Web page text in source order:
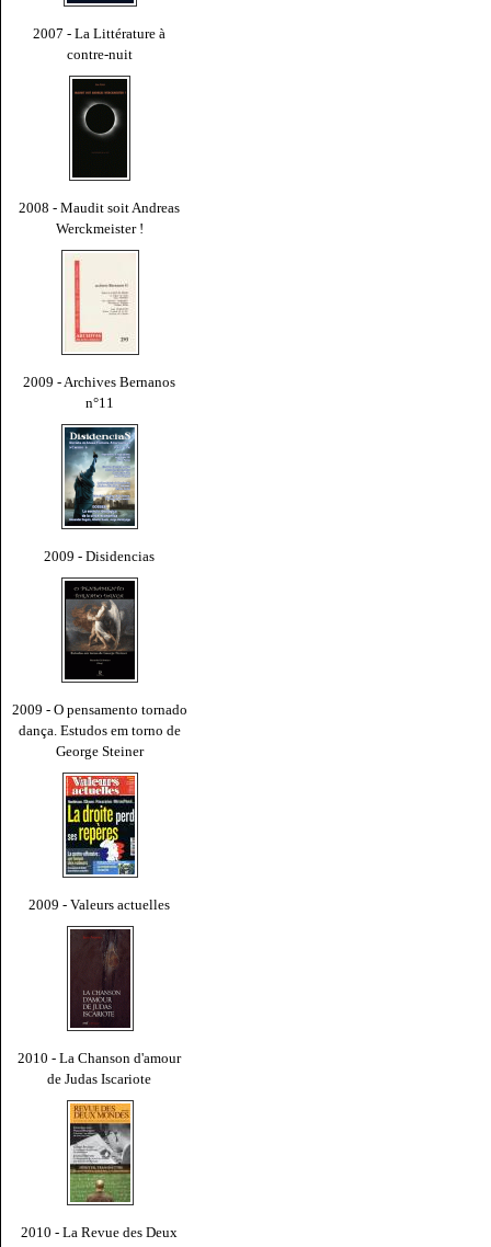
2007 - La Littérature à
contre-nuit
2008 - Maudit soit Andreas
Werckmeister !
2009 - Archives Bernanos
n°11
2009 - Disidencias
2009 - O pensamento tornado
dança. Estudos em torno de
George Steiner
2009 - Valeurs actuelles
2010 - La Chanson d'amour
de Judas Iscariote
2010 - La Revue des Deux